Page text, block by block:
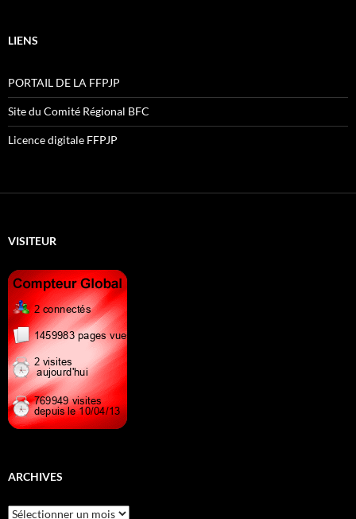
LIENS
PORTAIL DE LA FFPJP
Site du Comité Régional BFC
Licence digitale FFPJP
VISITEUR
ARCHIVES
Archives